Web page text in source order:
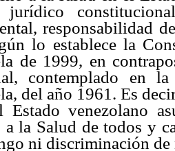
jurídico
responsabilidad
lo establece la
de 1999, en
contemplado en
del año 1961. Es
Estado venezolano
a la Salud de todos y
ni discriminación